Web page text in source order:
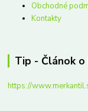
Obchodné
Kontakty
Tip - Článok
https://